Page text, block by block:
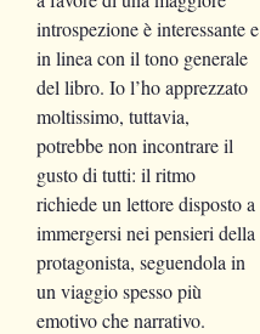
introspezione è interessante e
in linea con il tono generale
del libro. Io l’ho apprezzato
moltissimo, tuttavia,
potrebbe non incontrare il
gusto di tutti: il ritmo
richiede un lettore disposto a
immergersi nei pensieri della
protagonista, seguendola in
un viaggio spesso più
emotivo che narrativo.